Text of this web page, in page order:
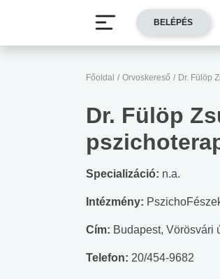
Főoldal / Orvoskereső / Dr. Fülöp
Dr. Fülöp
Specializáció: n.a.
Intézmény:
Cím: Budapest, Vörösvári
Telefon: 20/454-9682
BELÉPÉS